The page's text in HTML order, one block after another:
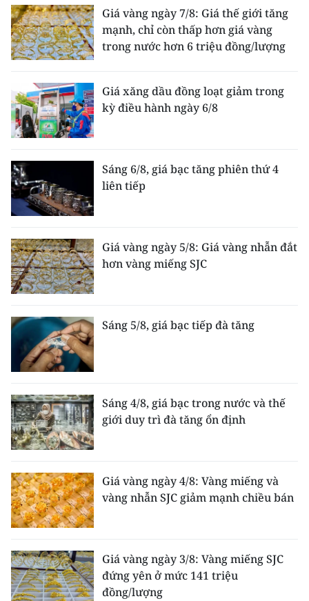
Giá vàng ngày 7/8: Giá thế giới tăng
mạnh, chỉ còn thấp hơn giá vàng
trong nước hơn 6 triệu đồng/lượng
Giá xăng dầu đồng loạt giảm trong
kỳ điều hành ngày 6/8
Sáng 6/8, giá bạc tăng phiên thứ 4
liên tiếp
Giá vàng ngày 5/8: Giá vàng nhẫn đắt
hơn vàng miếng SJC
Sáng 5/8, giá bạc tiếp đà tăng
Sáng 4/8, giá bạc trong nước và thế
giới duy trì đà tăng ổn định
Giá vàng ngày 4/8: Vàng miếng và
vàng nhẫn SJC giảm mạnh chiều bán
Giá vàng ngày 3/8: Vàng miếng SJC
đứng yên ở mức 141 triệu
đồng/lượng